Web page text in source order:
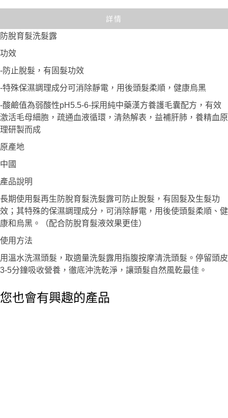
詳情
防脫育髮洗髮露
功效
-防止脫髮，有固髮功效
-特殊保濕調理成分可消除靜電，用後頭髮柔順，健康烏黑
-酸鹼值為弱酸性pH5.5-6-採用純中藥漢方養護毛囊配方，有效
激活毛母細胞，疏通血液循環，清熱解表，益補肝肺，養精血原
理研製而成
原產地
中國
產品說明
長期使用髮再生防脫育髮洗髮露可防止脫髮，有固髮及生髮功
效；其特殊的保濕調理成分，可消除靜電，用後使頭髮柔順、健
康和烏黑。（配合防脫育髮液效果更佳）
使用方法
用溫水洗濕頭髮，取適量洗髮露用指腹按摩清洗頭髮。停留頭皮
3-5分鐘吸收營養，徹底沖洗乾淨，讓頭髮自然風乾最佳。
您也會有興趣的產品